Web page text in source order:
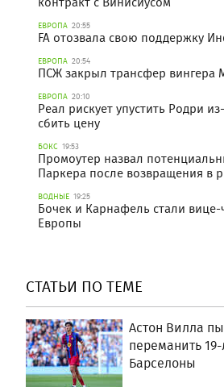
ЕВРОПА 20:55
FA отозвала свою поддержку
ЕВРОПА 20:54
ПСЖ закрыл трансфер вингера
ЕВРОПА 20:10
Реал рискует упустить Родри
сбить цену
БОКС 19:53
Промоутер назвал
Паркера после возвращения в
ВОДНЫЕ 19:25
Бочек и Карнафель стали
Европы
СТАТЬИ ПО ТЕМЕ
Астон Вилла
переманить
Барселоны